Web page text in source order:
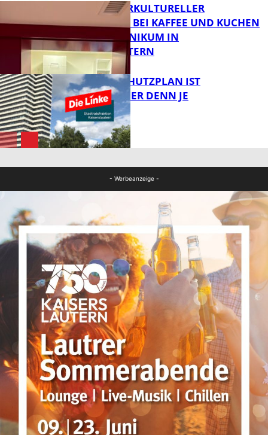
FB News
FB Gesundheit
NEUER INTERKULTURELLER
TREFFPUNKT BEI KAFFEE UND KUCHEN
IM PFALZKLINIKUM IN
KAISERSLAUTERN
EIN HITZESCHUTZPLAN IST
NOTWENDIGER DENN JE
- Werbeanzeige -